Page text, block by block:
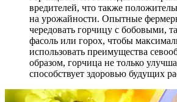
вредителей, что также
на урожайности. Опытные
чередовать горчицу с бобовыми,
фасоль или горох, чтобы
использовать преимущества
образом, горчица не только
способствует здоровью будущих